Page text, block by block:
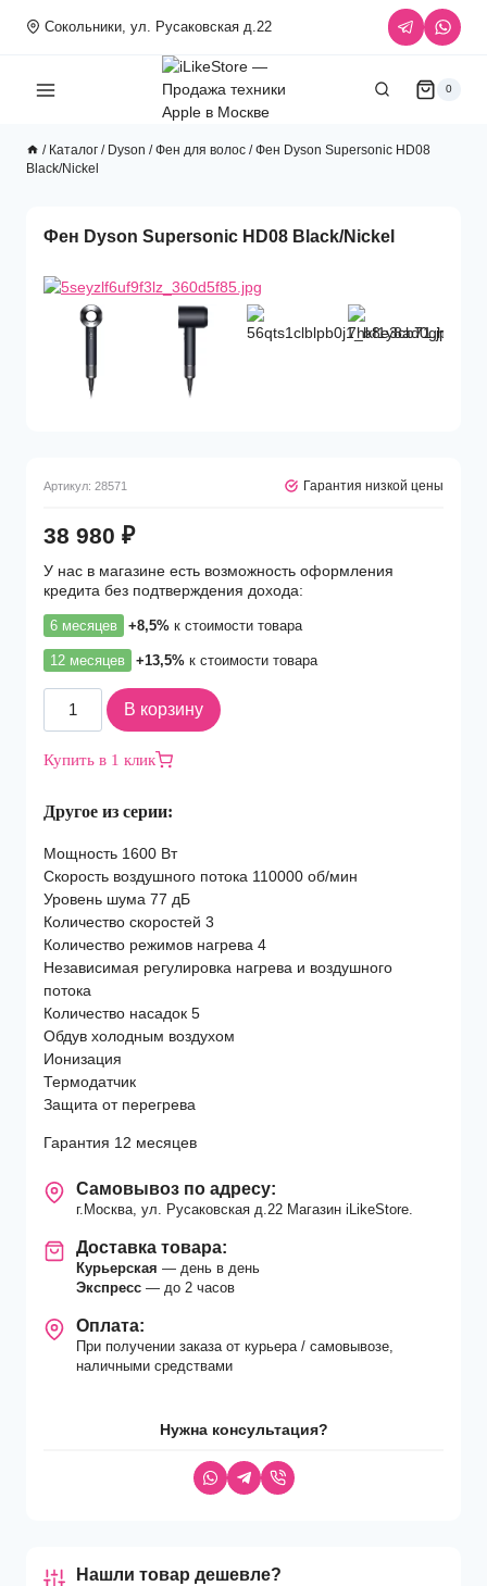
Сокольники, ул. Русаковская д.22
0
/ Каталог / Dyson / Фен для волос / Фен Dyson Supersonic HD08
Black/Nickel
Фен Dyson Supersonic HD08 Black/Nickel
Артикул: 28571 Гарантия низкой цены
38 980 ₽
У нас в магазине есть возможность оформления
кредита без подтверждения дохода:
6 месяцев +8,5% к стоимости товара
12 месяцев +13,5% к стоимости товара
Количество
товара
Dyson
HD08
В корзину
Купить в 1 клик
Другое из серии:
Мощность 1600 Вт
Скорость воздушного потока 110000 об/мин
Уровень шума 77 дБ
Количество скоростей 3
Количество режимов нагрева 4
Независимая регулировка нагрева и воздушного
потока
Количество насадок 5
Обдув холодным воздухом
Ионизация
Термодатчик
Защита от перегрева
Гарантия 12 месяцев
Самовывоз по адресу:
г.Москва, ул. Русаковская д.22 Магазин iLikeStore.
Доставка товара:
Курьерская — день в день
Экспресс — до 2 часов
Оплата:
При получении заказа от курьера / самовывозе,
наличными средствами
Нужна консультация?
Нашли товар дешевле?